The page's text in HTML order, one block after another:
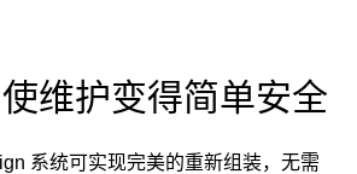
维护变得简单安全
系统可实现完美的重新组装，无需